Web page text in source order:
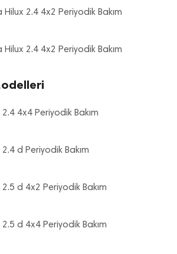
2.4 4x2 Periyodik Bakım
2.4 4x2 Periyodik Bakım
4x4 Periyodik Bakım
d Periyodik Bakım
d 4x2 Periyodik Bakım
d 4x4 Periyodik Bakım